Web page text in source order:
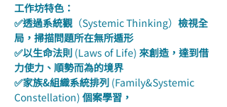
工作坊特色：
✅透過系統觀 （Systemic Thinking） 檢視全
局，掃描問題所在無所遁形
✅以生命法則 (Laws of Life) 來創造，達到借
力使力、順勢而為的境界
✅家族&組織系統排列 (Family&Systemic
Constellation) 個案學習，